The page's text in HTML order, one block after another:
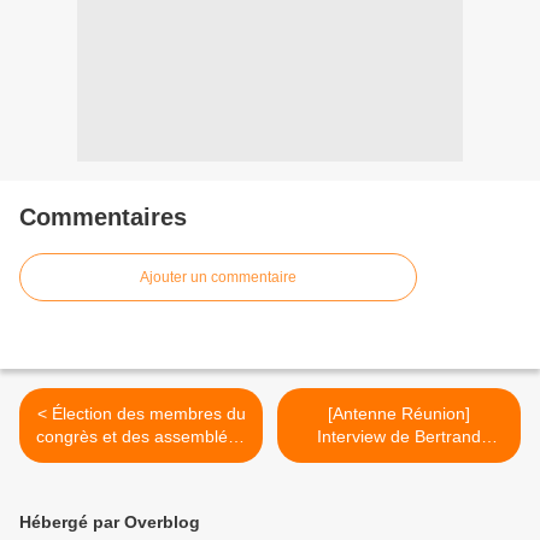
Commentaires
Ajouter un commentaire
< Élection des membres du
congrès et des assemblées
de province de la Nouvelle-
[Antenne Réunion]
Interview de Bertrand
Guillot, directeur général de
Hébergé par Overblog